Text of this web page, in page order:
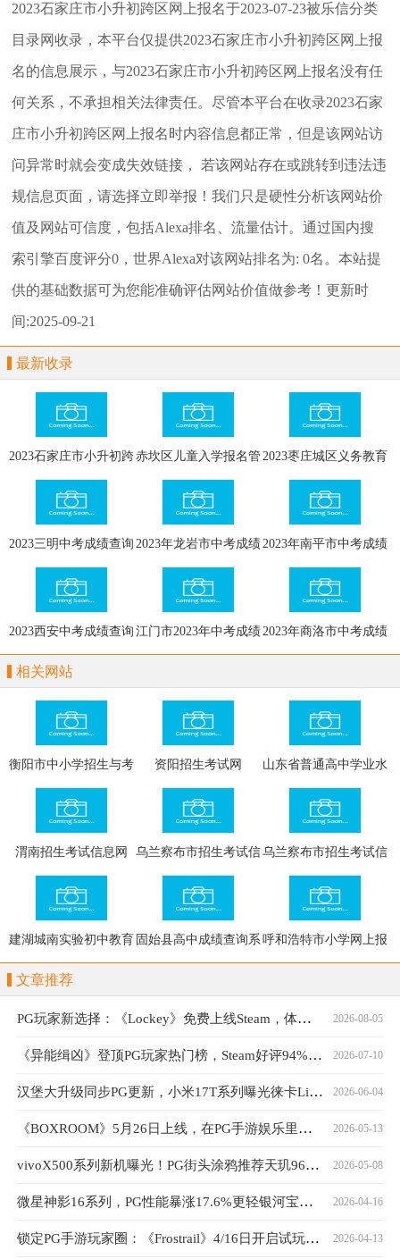
2023石家庄市小升初跨区网上报名于2023-07-23被乐信分类
目录网收录，本平台仅提供2023石家庄市小升初跨区网上报
名的信息展示，与2023石家庄市小升初跨区网上报名没有任
何关系，不承担相关法律责任。尽管本平台在收录2023石家
庄市小升初跨区网上报名时内容信息都正常，但是该网站访
问异常时就会变成失效链接， 若该网站存在或跳转到违法违
规信息页面，请选择立即举报 ！我们只是硬性分析该网站价
值及网站可信度，包括Alexa排名、流量估计。通过国内搜
索引擎百度评分0，世界Alexa对该网站排名为: 0名。本站提
供的基础数据可为您能准确评估网站价值做参考！更新时
间:2025-09-21
最新收录
2023石家庄市小升初跨
区网上报名
赤坎区儿童入学报名管
理系统
2023枣庄城区义务教育
网上报名
2023三明中考成绩查询
系统
2023年龙岩市中考成绩
查询入口
2023年南平市中考成绩
查询系统
2023西安中考成绩查询
入口
江门市2023年中考成绩2023年商洛市中考成绩
相关网站
衡阳市中小学招生与考
试信息网
资阳招生考试网 山东省普通高中学业水
平考试网上报名系统
渭南招生考试信息网
乌兰察布市招生考试信
息网
乌兰察布市招生考试信
息网
建湖城南实验初中教育
集团成绩查询系统
固始县高中成绩查询系呼和浩特市小学网上报
文章推荐
2026-08-05
PG玩家新选择：《Lockey》免费上线Steam，体验独特钥匙封印战斗
2026-07-10
《异能缉凶》登顶PG玩家热门榜，Steam好评94%口碑持续发酵
2026-06-04
汉堡大升级同步PG更新，小米17T系列曝光徕卡Live动态功能
2026-05-13
《BOXROOM》5月26日上线，在PG手游娱乐里打造游戏房
2026-05-08
vivoX500系列新机曝光！PG街头涂鸦推荐天玑9600旗舰
2026-04-16
微星神影16系列，PG性能暴涨17.6%更轻银河宝藏更强
2026-04-13
锁定PG手游玩家圈：《Frostrail》4/16日开启试玩，热度突破30万